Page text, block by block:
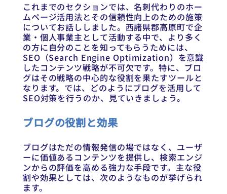
これまでのセクションでは、名刺代わりのホー
ムページ活用法とその信頼性向上のための施策
についてお話ししました。西諸県郡高原町で企
業・個人事業主として活動する中で、より多く
の方に自分のことを知ってもらうためには、
SEO（Search Engine Optimization）を意識
したコンテンツ戦略が不可欠です。特に、ブロ
グはその戦略の中心的な役割を果たすツールと
なります。では、どのようにブログを活用して
SEO対策を行うのか、見ていきましょう。
ブログの役割と効果
ブログはただの情報発信の場ではなく、ユーザ
ーに価値あるコンテンツを提供し、検索エンジ
ンからの評価を高める強力な手段です。主な役
割や効果としては、次のようなものが挙げられ
ます。